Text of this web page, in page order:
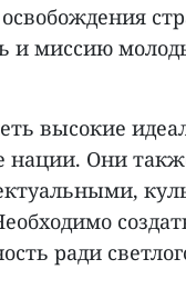
и миссию
высокие
нации. Они
ради